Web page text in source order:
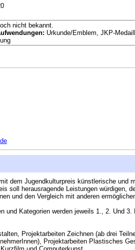
nicht bekannt.
Urkunde/Emblem, JKP-
dem Jugendkulturpreis künstlerische und
soll herausragende Leistungen würdigen,
und den Vergleich mit anderen
und Kategorien werden jeweils 1., 2. Und 3.
Projektarbeiten Zeichnen (ab drei
Projektarbeiten Plastisches